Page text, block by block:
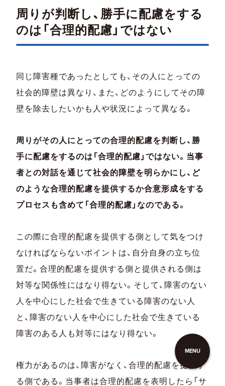
周りが判断し、勝手に配慮をする
のは「合理的配慮」ではない
同じ障害種であったとしても、その人にとっての
社会的障壁は異なり、また、どのようにしてその障
壁を除去したいかも人や状況によって異なる。
周りがその人にとっての合理的配慮を判断し、勝
手に配慮をするのは「合理的配慮」ではない。当事
者との対話を通じて社会的障壁を明らかにし、ど
のような合理的配慮を提供するか合意形成をする
プロセスも含めて「合理的配慮」なのである。
この際に合理的配慮を提供する側として気をつけ
なければならないポイントは、自分自身の立ち位
置だ。合理的配慮を提供する側と提供される側は
対等な関係性にはなり得ない。そして、障害のない
人を中心にした社会で生きている障害のない人
と、障害のない人を中心にした社会で生きている
障害のある人も対等にはなり得ない。
権力があるのは、障害がなく、合理的配慮を提供す
る側である。当事者は合理的配慮を表明したら「サ
MENU